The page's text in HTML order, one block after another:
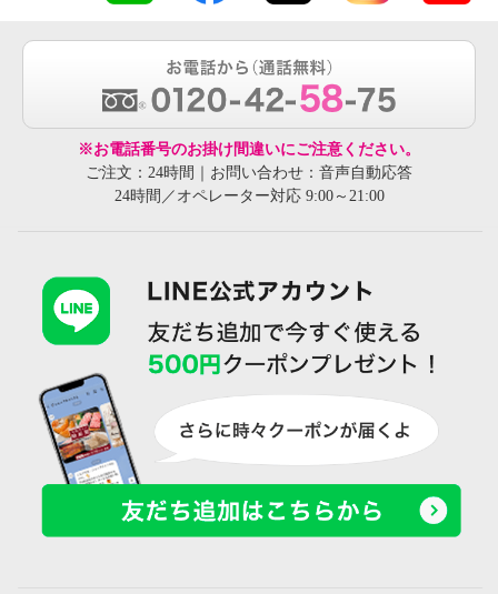
※お電話番号のお掛け間違いにご注意ください。
ご注文：24時間｜お問い合わせ：音声自動応答
24時間／オペレーター対応 9:00～21:00